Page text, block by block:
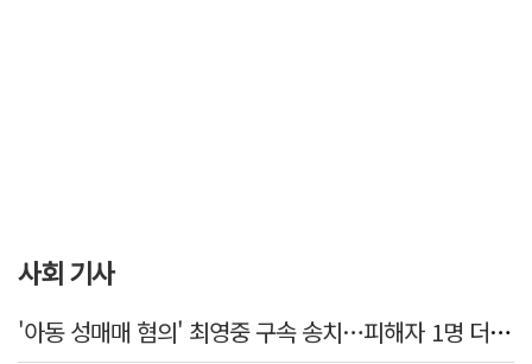
사회 기사
'아동 성매매 혐의' 최영중 구속 송치…피해자 1명 더 있었다